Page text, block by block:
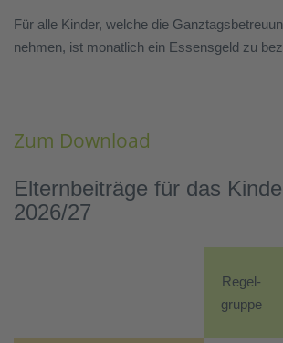
Für alle Kinder, welche die
nehmen, ist monatlich ein Essensgeld zu
Zum Download
Elternbeiträge für das
2026/27
Regel-
gruppe